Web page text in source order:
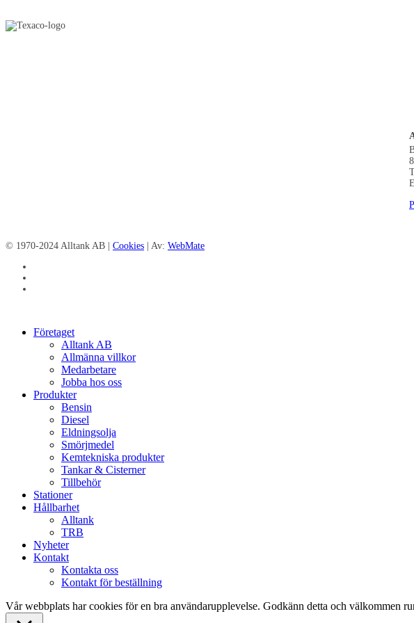
© 1970-2024 Alltank AB | Cookies | Av: WebMate
Close
Företaget
Alltank AB
Allmänna villkor
Medarbetare
Jobba hos oss
Produkter
Bensin
Diesel
Eldningsolja
Smörjmedel
Kemtekniska produkter
Tankar & Cisterner
Tillbehör
Stationer
Hållbarhet
Alltank
TRB
Nyheter
Kontakt
Kontakta oss
Kontakt för beställning
Vår webbplats har cookies för en bra användarupplevelse. Godkänn detta och välkommen